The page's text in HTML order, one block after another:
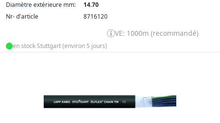
Diamètre extérieure mm:
14.70
Nr- d'article
8716120
VE: 1000m (recommandé)
en stock Stuttgart (environ 5 jours)